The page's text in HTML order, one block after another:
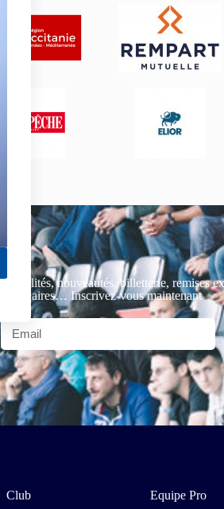
Actualités, nouveautés, billetterie, remises
partenaires… Inscrivez-vous maintenant
Club Equipe Pro